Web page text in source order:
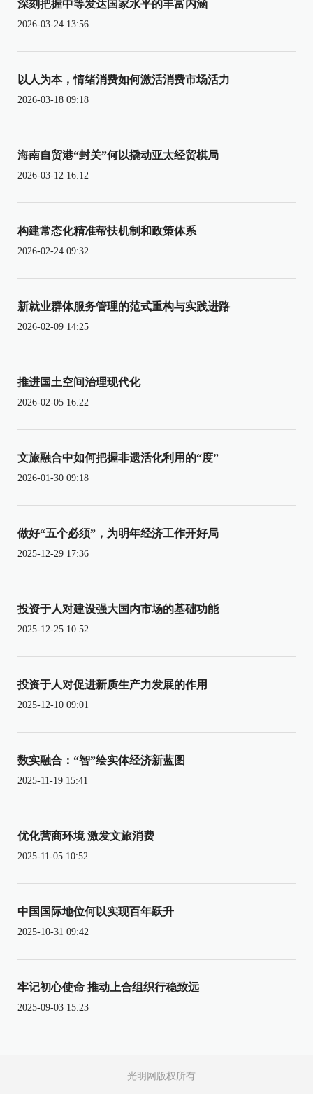
深刻把握中等发达国家水平的丰富内涵
2026-03-24 13:56
以人为本，情绪消费如何激活消费市场活力
2026-03-18 09:18
海南自贸港“封关”何以撬动亚太经贸棋局
2026-03-12 16:12
构建常态化精准帮扶机制和政策体系
2026-02-24 09:32
新就业群体服务管理的范式重构与实践进路
2026-02-09 14:25
推进国土空间治理现代化
2026-02-05 16:22
文旅融合中如何把握非遗活化利用的“度”
2026-01-30 09:18
做好“五个必须”，为明年经济工作开好局
2025-12-29 17:36
投资于人对建设强大国内市场的基础功能
2025-12-25 10:52
投资于人对促进新质生产力发展的作用
2025-12-10 09:01
数实融合：“智”绘实体经济新蓝图
2025-11-19 15:41
优化营商环境 激发文旅消费
2025-11-05 10:52
中国国际地位何以实现百年跃升
2025-10-31 09:42
牢记初心使命 推动上合组织行稳致远
2025-09-03 15:23
光明网版权所有